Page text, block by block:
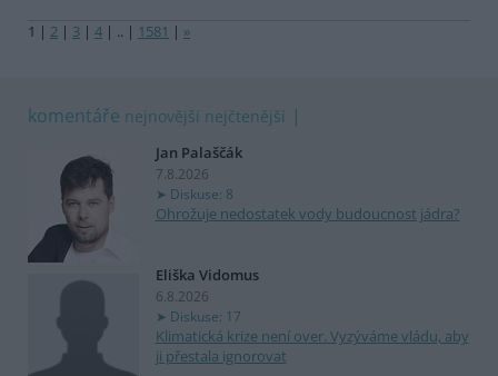
1 | 2 | 3 | 4 | .. | 1581 | »
komentáře nejnovější nejčtenější
Jan Palaščák
7.8.2026
Diskuse: 8
Ohrožuje nedostatek vody budoucnost jádra?
Eliška Vidomus
6.8.2026
Diskuse: 17
Klimatická krize není over. Vyzýváme vládu, aby
ji přestala ignorovat